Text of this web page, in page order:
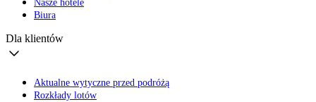
Nasze hotele
Biura
Dla klientów
Aktualne wytyczne przed podróżą
Rozkłady lotów